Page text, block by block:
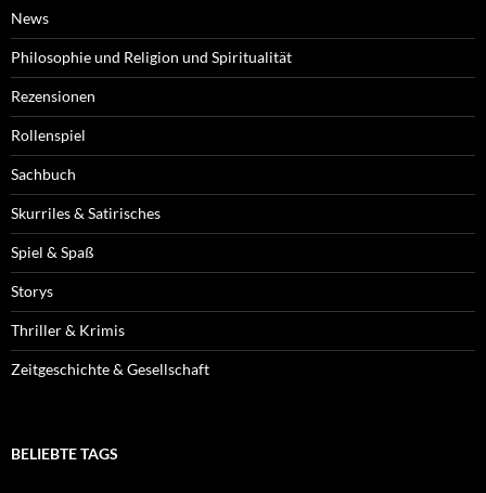
News
Philosophie und Religion und Spiritualität
Rezensionen
Rollenspiel
Sachbuch
Skurriles & Satirisches
Spiel & Spaß
Storys
Thriller & Krimis
Zeitgeschichte & Gesellschaft
BELIEBTE TAGS